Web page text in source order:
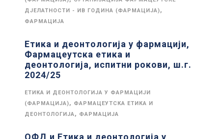
ДЈЕЛАТНОСТИ - ИВ ГОДИНА (ФАРМАЦИЈА),
ФАРМАЦИЈА
Етика и деонтологија у фармацији,
Фармацеутска етика и
деонтологија, испитни рокови, ш.г.
2024/25
ЕТИКА И ДЕОНТОЛОГИЈА У ФАРМАЦИЈИ
(ФАРМАЦИЈА), ФАРМАЦЕУТСКА ЕТИКА И
ДЕОНТОЛОГИЈА, ФАРМАЦИЈА
ОФД и Етика и деонтологија у